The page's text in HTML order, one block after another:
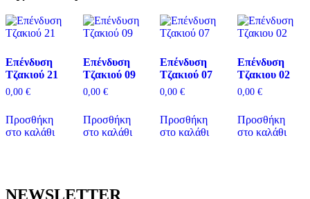
Επένδυση
Τζακιού 21
0,00 €
Προσθήκη
στο καλάθι
Επένδυση
Τζακιού 09
0,00 €
Προσθήκη
στο καλάθι
Επένδυση
Τζακιού 07
0,00€
Προσθήκη
στο καλάθι
Επένδυση
Τζακιου 02
0,00 €
Προσθήκη
στο καλάθι
NEWSLETTER